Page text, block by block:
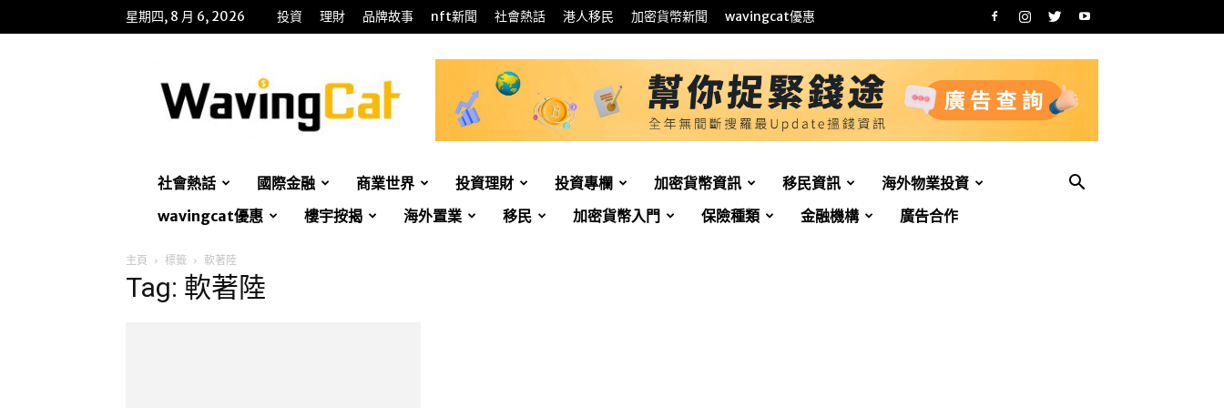
星期四, 8 月 6, 2026 投資 理財 品牌故事 nft新聞 社會熱話 港人移民 加密貨幣新聞 wavingcat優惠
招
財
貓
社會熱話 國際金融 商業世界 投資理財 投資專欄 加密貨幣資訊 移民資訊
海外物業投資
wavingcat優惠
樓宇按揭 海外置業 移民 加密貨幣入門 保險種類 金融機構 廣告合作
主頁 標籤 軟著陸
Tag: 軟著陸